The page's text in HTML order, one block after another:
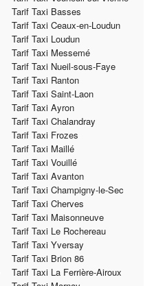
Tarif Taxi Basses
Tarif Taxi Ceaux-en-Loudun
Tarif Taxi Loudun
Tarif Taxi Messemé
Tarif Taxi Nueil-sous-Faye
Tarif Taxi Ranton
Tarif Taxi Saint-Laon
Tarif Taxi Ayron
Tarif Taxi Chalandray
Tarif Taxi Frozes
Tarif Taxi Maillé
Tarif Taxi Vouillé
Tarif Taxi Avanton
Tarif Taxi Champigny-le-Sec
Tarif Taxi Cherves
Tarif Taxi Maisonneuve
Tarif Taxi Le Rochereau
Tarif Taxi Yversay
Tarif Taxi Brion 86
Tarif Taxi La Ferrière-Airoux